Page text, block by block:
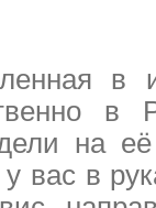
в
на
вас в